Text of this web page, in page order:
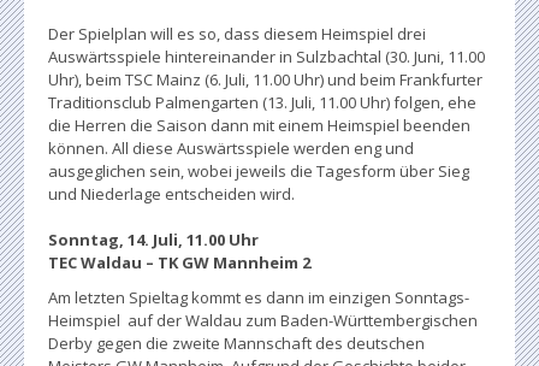
Der Spielplan will es so, dass diesem Heimspiel drei
Auswärtsspiele hintereinander in Sulzbachtal (30. Juni, 11.00
Uhr), beim TSC Mainz (6. Juli, 11.00 Uhr) und beim Frankfurter
Traditionsclub Palmengarten (13. Juli, 11.00 Uhr) folgen, ehe
die Herren die Saison dann mit einem Heimspiel beenden
können. All diese Auswärtsspiele werden eng und
ausgeglichen sein, wobei jeweils die Tagesform über Sieg
und Niederlage entscheiden wird.
Sonntag, 14. Juli, 11.00 Uhr
TEC Waldau – TK GW Mannheim 2
Am letzten Spieltag kommt es dann im einzigen Sonntags-
Heimspiel auf der Waldau zum Baden-Württembergischen
Derby gegen die zweite Mannschaft des deutschen